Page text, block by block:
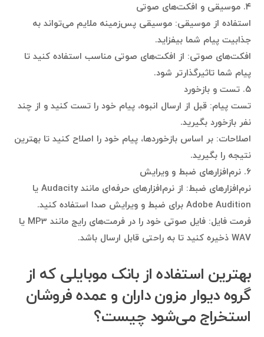
۴. موسیقی و افکت‌های صوتی
استفاده از موسیقی: موسیقی پس‌زمینه ملایم می‌تواند به
جذابیت پیام شما بیفزاید.
افکت‌های صوتی: از افکت‌های صوتی مناسب استفاده کنید تا
پیام شما تاثیرگذارتر شود.
۵. تست و بازخورد
تست پیام: قبل از ارسال انبوه، پیام خود را تست کنید و از چند
نفر بازخورد بگیرید.
اصلاحات: بر اساس بازخوردها، پیام خود را اصلاح کنید تا بهترین
نتیجه را بگیرید.
۶. نرم‌افزارهای ضبط و ویرایش
نرم‌افزارهای ضبط: از نرم‌افزارهای حرفه‌ای مانند Audacity یا
Adobe Audition برای ضبط و ویرایش صدا استفاده کنید.
فرمت فایل: فایل صوتی خود را در فرمت‌های رایج مانند MP3 یا
WAV ذخیره کنید تا به راحتی قابل ارسال باشد.
بهترین استفاده‌ از بانک موبایلی که از
گروه دیوار مزون داران و عمده فروشان
استخراج می‌شود چیست؟